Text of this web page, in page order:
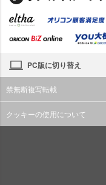
PC版に切り替え
禁無断複写転載
クッキーの使用について